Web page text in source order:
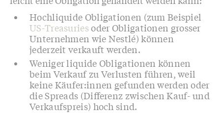
Hochliquide Obligationen (zum Beispiel
US-Treasuriesoder Obligationen grosser
Unternehmen wie Nestlé) können
jederzeit verkauft werden.
Weniger liquide Obligationen können
beim Verkauf zu Verlusten führen, weil
keine Käufer:innen gefunden werden oder
die Spreads (Differenz zwischen Kauf- und
Verkaufspreis) hoch sind.